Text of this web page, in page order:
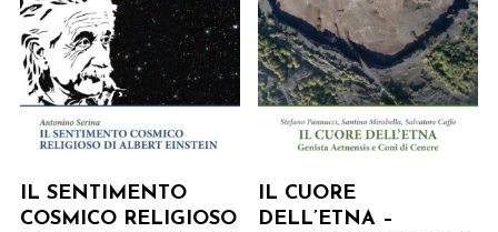
IL SENTIMENTO
COSMICO RELIGIOSO
IL CUORE
DELL’ETNA –